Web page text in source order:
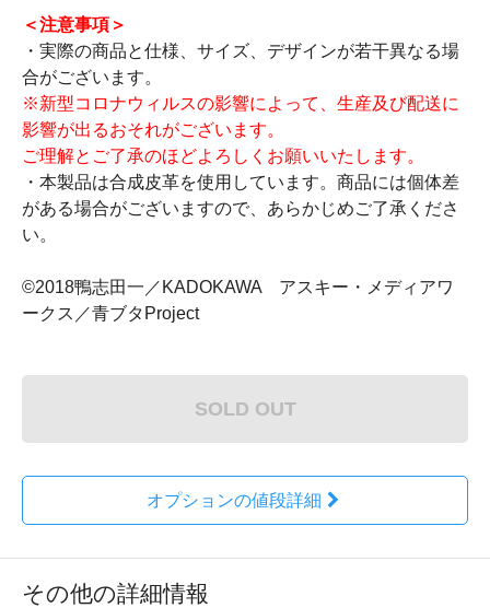
＜注意事項＞
・実際の商品と仕様、サイズ、デザインが若干異なる場
合がございます。
※新型コロナウィルスの影響によって、生産及び配送に
影響が出るおそれがございます。
ご理解とご了承のほどよろしくお願いいたします。
・本製品は合成皮革を使用しています。商品には個体差
がある場合がございますので、あらかじめご了承くださ
い。
©2018鴨志田一／KADOKAWA アスキー・メディアワ
ークス／青ブタProject
SOLD OUT
オプションの値段詳細
その他の詳細情報